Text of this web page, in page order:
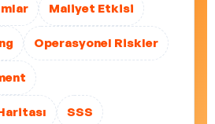
Maliyet Etkisi
Operasyonel Riskler
SSS